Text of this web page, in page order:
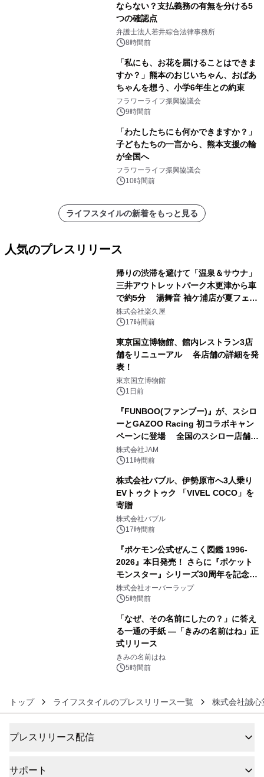
ならない？支払義務の有無を分ける5
つの確認点
弁護士法人若井綜合法律事務所
8時間前
「私にも、お花を届けることはできま
すか？」熊本のおじいちゃん、おばあ
ちゃんを想う、小学6年生との約束
フラワーライフ振興協議会
9時間前
「わたしたちにも何かできますか？」
子どもたちの一言から、熊本支援の輪
が全国へ
フラワーライフ振興協議会
10時間前
ライフスタイルの新着をもっと見る
人気のプレスリリース
帰りの渋滞を避けて「温泉＆サウナ」
三井アウトレットパーク木更津から車
で約5分 湯舞音 袖ケ浦店が夏フェア
メニューを提供
株式会社楽久屋
17時間前
東京国立博物館、館内レストラン3店
舗をリニューアル 各店舗の詳細を発
表！
東京国立博物館
1日前
『FUNBOO(ファンブー)』が、スシロ
ーとGAZOO Racing 初コラボキャン
ペーンに登場 全国のスシロー店舗で
GR 4車種の FUNBOO(ミニカー)付き
メニューが展開されます
株式会社JAM
11時間前
株式会社バブル、伊勢原市へ3人乗り
EVトゥクトゥク 「VIVEL COCO」を
寄贈
株式会社バブル
17時間前
『ポケモン公式ぜんこく図鑑 1996-
2026』本日発売！ さらに『ポケット
モンスター』シリーズ30周年を記念し
た画集『ポケットモンスター ビジュア
ルアートブック』の発売決定！ 2026
株式会社オーバーラップ
5時間前
「なぜ、その名前にしたの？」に答え
る一通の手紙 ―「きみの名前はね」正
式リリース
きみの名前はね
5時間前
トップ ライフスタイルのプレスリリース一覧 株式会社誠心
プレスリリース配信
サポート